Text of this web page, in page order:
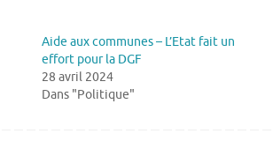
Aide aux communes – L’Etat fait un
effort pour la DGF
28 avril 2024
Dans "Politique"